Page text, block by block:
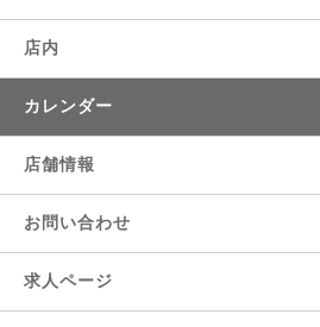
店内
カレンダー
店舗情報
お問い合わせ
求人ページ